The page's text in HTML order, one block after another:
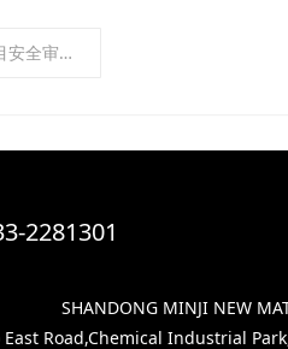
服务工作
2281301
SHANDONG MINJI NEW
Road,Chemical Industrial